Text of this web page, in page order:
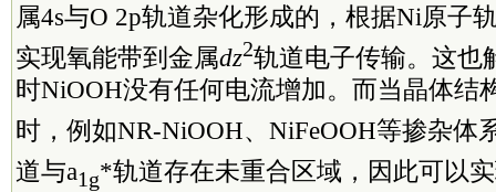
属4s与O 2p轨道杂化形成的，根据Ni原子
实现氧能带到金属dz2轨道电子传输。这也
时NiOOH没有任何电流增加。而当晶体结
时，例如NR-NiOOH、NiFeOOH等掺杂体
道与a1g*轨道存在未重合区域，因此可以